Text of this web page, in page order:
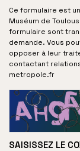
Ce formulaire est
Muséum de
formulaire sont
demande. Vous
opposer à leur
contactant
metropole.fr
SAISISSEZ LE